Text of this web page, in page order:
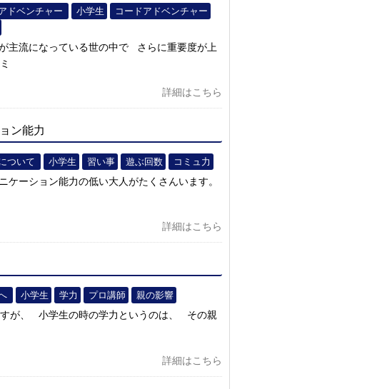
ドベンチャー 小学生
コードアドベンチャー
主流になっている世の中で さらに重要度が上
詳細はこちら
ン能力
ついて 小学生 習い事 遊ぶ回数 コミュ力
ーション能力の低い大人がたくさんいます。
詳細はこちら
小学生 学力 プロ講師 親の影響
すが、 小学生の時の学力というのは、 その親
詳細はこちら